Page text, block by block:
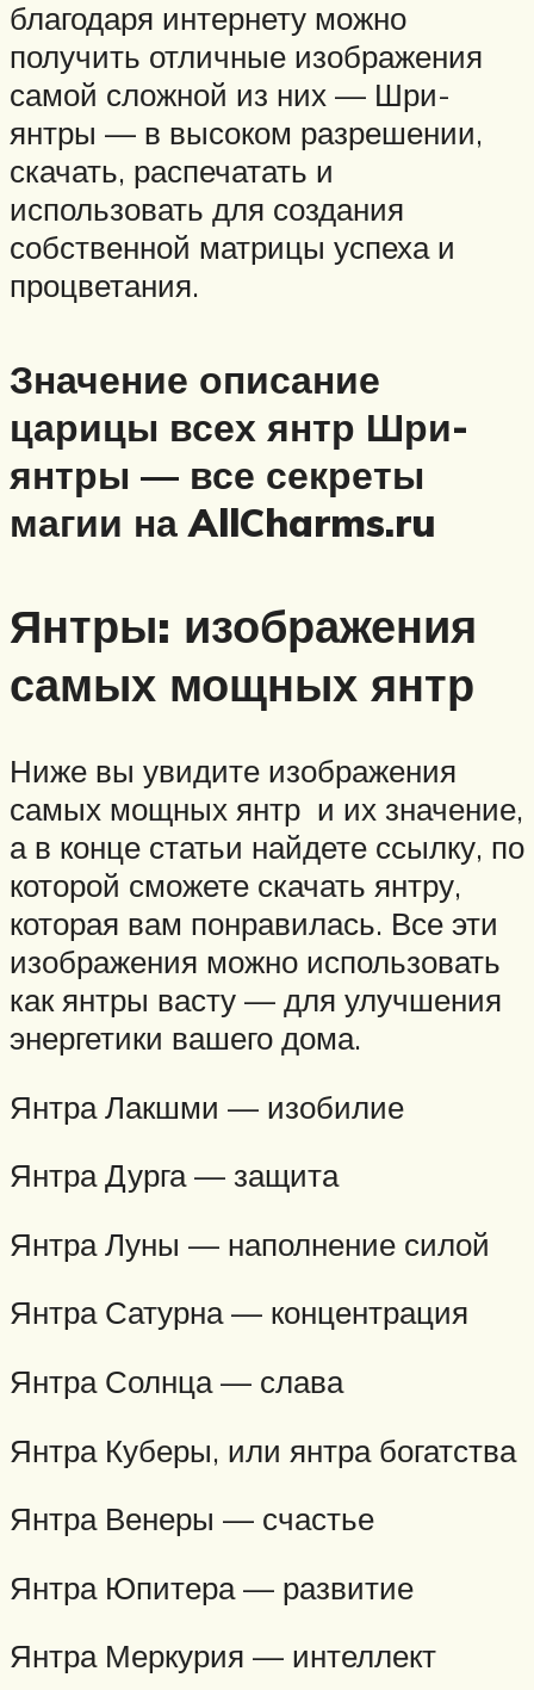
благодаря интернету можно
получить отличные изображения
самой сложной из них — Шри-
янтры — в высоком разрешении,
скачать, распечатать и
использовать для создания
собственной матрицы успеха и
процветания.
Значение описание
царицы всех янтр Шри-
янтры — все секреты
магии на AllCharms.ru
Янтры: изображения
самых мощных янтр
Ниже вы увидите изображения
самых мощных янтр и их значение,
а в конце статьи найдете ссылку, по
которой сможете скачать янтру,
которая вам понравилась. Все эти
изображения можно использовать
как янтры васту — для улучшения
энергетики вашего дома.
Янтра Лакшми — изобилие
Янтра Дурга — защита
Янтра Луны — наполнение силой
Янтра Сатурна — концентрация
Янтра Солнца — слава
Янтра Куберы, или янтра богатства
Янтра Венеры — счастье
Янтра Юпитера — развитие
Янтра Меркурия — интеллект